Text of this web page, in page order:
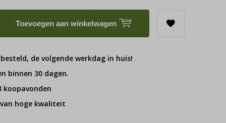
Toevoegen aan winkelwagen
de volgende werkdag in huis!
binnen 30 dagen.
koopavonden
hoge kwaliteit